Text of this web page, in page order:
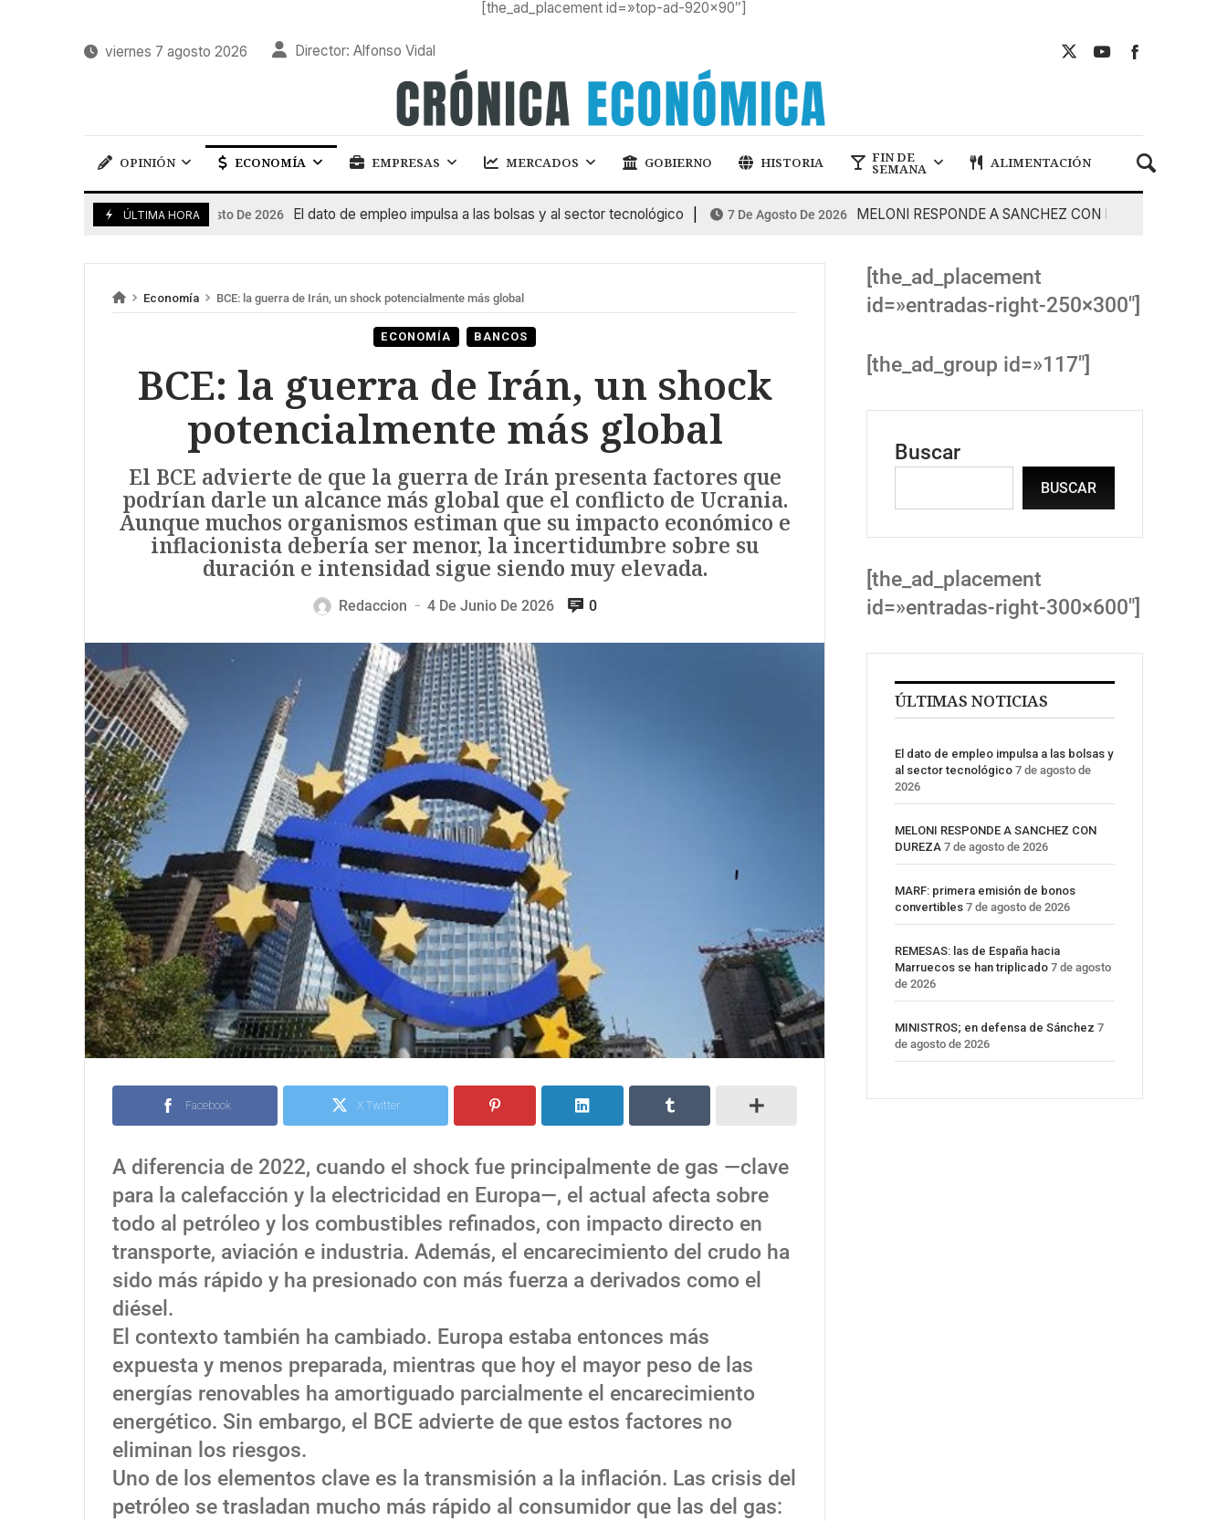
[the_ad_placement id=»top-ad-920×90″]
viernes 7 agosto 2026 Director: Alfonso Vidal
OPINIÓN ECONOMÍA EMPRESAS MERCADOS GOBIERNO HISTORIA FIN DE
SEMANA ALIMENTACIÓN
ÚLTIMA HORA
7 De Agosto De 2026 El dato de empleo impulsa a las bolsas y al sector tecnológico 7 De Agosto De 2026 MELONI RESPONDE A SANCHEZ CON DUREZA
Economía BCE: la guerra de Irán, un shock potencialmente más global
ECONOMÍA BANCOS
BCE: la guerra de Irán, un shock
potencialmente más global
El BCE advierte de que la guerra de Irán presenta factores que
podrían darle un alcance más global que el conflicto de Ucrania.
Aunque muchos organismos estiman que su impacto económico e
inflacionista debería ser menor, la incertidumbre sobre su
duración e intensidad sigue siendo muy elevada.
Redaccion — 4 De Junio De 2026 0
Facebook X Twitter
A diferencia de 2022, cuando el shock fue principalmente de gas —clave
para la calefacción y la electricidad en Europa—, el actual afecta sobre
todo al petróleo y los combustibles refinados, con impacto directo en
transporte, aviación e industria. Además, el encarecimiento del crudo ha
sido más rápido y ha presionado con más fuerza a derivados como el
diésel.
El contexto también ha cambiado. Europa estaba entonces más
expuesta y menos preparada, mientras que hoy el mayor peso de las
energías renovables ha amortiguado parcialmente el encarecimiento
energético. Sin embargo, el BCE advierte de que estos factores no
eliminan los riesgos.
Uno de los elementos clave es la transmisión a la inflación. Las crisis del
petróleo se trasladan mucho más rápido al consumidor que las del gas:
[the_ad_placement
id=»entradas-right-250×300″]
[the_ad_group id=»117″]
Buscar
BUSCAR
[the_ad_placement
id=»entradas-right-300×600″]
ÚLTIMAS NOTICIAS
El dato de empleo impulsa a las bolsas y
al sector tecnológico 7 de agosto de
2026
MELONI RESPONDE A SANCHEZ CON
DUREZA 7 de agosto de 2026
MARF: primera emisión de bonos
convertibles 7 de agosto de 2026
REMESAS: las de España hacia
Marruecos se han triplicado 7 de agosto
de 2026
MINISTROS; en defensa de Sánchez 7
de agosto de 2026